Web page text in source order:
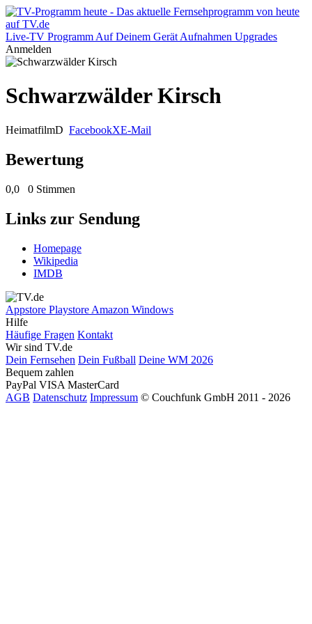
Live-TV Programm Auf Deinem Gerät Aufnahmen Upgrades
Anmelden
Schwarzwälder Kirsch
HeimatfilmD FacebookXE-Mail
Bewertung
0,0 0 Stimmen
Links zur Sendung
Homepage
Wikipedia
IMDB
Appstore Playstore Amazon Windows
Hilfe
Häufige Fragen Kontakt
Wir sind TV.de
Dein Fernsehen Dein Fußball Deine WM 2026
Bequem zahlen
PayPal VISA MasterCard
AGB Datenschutz Impressum © Couchfunk GmbH 2011 - 2026